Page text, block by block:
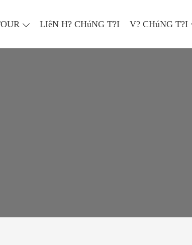
LIêN H? CHúNG T?I V? CHúNG T?I